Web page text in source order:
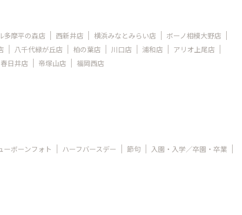
多摩平の森店 西新井店 横浜みなとみらい店
ボーノ相模大野店
八千代緑が丘店 柏の葉店 川口店 浦和店
アリオ上尾店
春日井店 帝塚山店 福岡西店
ーボーンフォト ハーフバースデー 節句
入園・入学／卒園・卒業